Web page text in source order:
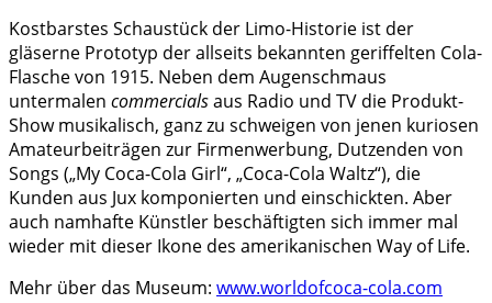
Kostbarstes Schaustück der Limo-Historie ist der
gläserne Prototyp der allseits bekannten geriffelten Cola-
Flasche von 1915. Neben dem Augenschmaus
untermalen commercialsaus Radio und TV die Produkt-
Show musikalisch, ganz zu schweigen von jenen kuriosen
Amateurbeiträgen zur Firmenwerbung, Dutzenden von
Songs („My Coca-Cola Girl“, „Coca-Cola Waltz“), die
Kunden aus Jux komponierten und einschickten. Aber
auch namhafte Künstler beschäftigten sich immer mal
wieder mit dieser Ikone des amerikanischen Way of Life.
Mehr über das Museum: www.worldofcoca-cola.com